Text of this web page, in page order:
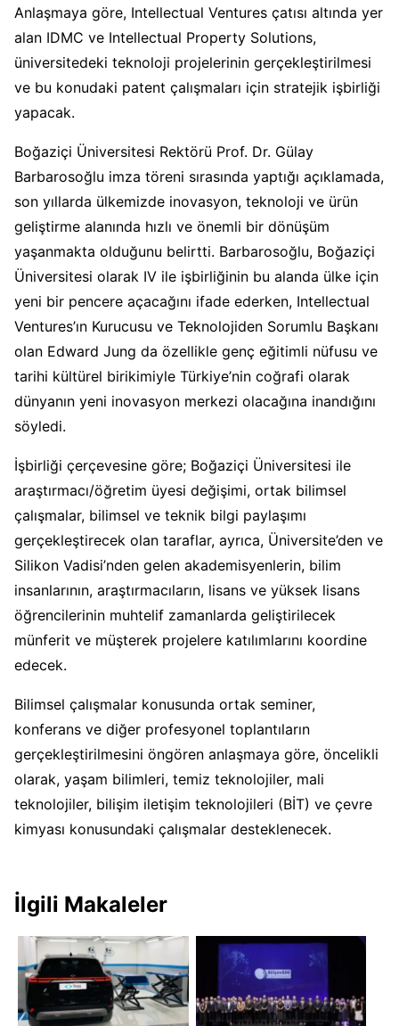
Anlaşmaya göre, Intellectual Ventures çatısı altında yer
alan IDMC ve Intellectual Property Solutions,
üniversitedeki teknoloji projelerinin gerçekleştirilmesi
ve bu konudaki patent çalışmaları için stratejik işbirliği
yapacak.
Boğaziçi Üniversitesi Rektörü Prof. Dr. Gülay
Barbarosoğlu imza töreni sırasında yaptığı açıklamada,
son yıllarda ülkemizde inovasyon, teknoloji ve ürün
geliştirme alanında hızlı ve önemli bir dönüşüm
yaşanmakta olduğunu belirtti. Barbarosoğlu, Boğaziçi
Üniversitesi olarak IV ile işbirliğinin bu alanda ülke için
yeni bir pencere açacağını ifade ederken, Intellectual
Ventures’ın Kurucusu ve Teknolojiden Sorumlu Başkanı
olan Edward Jung da özellikle genç eğitimli nüfusu ve
tarihi kültürel birikimiyle Türkiye’nin coğrafi olarak
dünyanın yeni inovasyon merkezi olacağına inandığını
söyledi.
İşbirliği çerçevesine göre; Boğaziçi Üniversitesi ile
araştırmacı/öğretim üyesi değişimi, ortak bilimsel
çalışmalar, bilimsel ve teknik bilgi paylaşımı
gerçekleştirecek olan taraflar, ayrıca, Üniversite’den ve
Silikon Vadisi’nden gelen akademisyenlerin, bilim
insanlarının, araştırmacıların, lisans ve yüksek lisans
öğrencilerinin muhtelif zamanlarda geliştirilecek
münferit ve müşterek projelere katılımlarını koordine
edecek.
Bilimsel çalışmalar konusunda ortak seminer,
konferans ve diğer profesyonel toplantıların
gerçekleştirilmesini öngören anlaşmaya göre, öncelikli
olarak, yaşam bilimleri, temiz teknolojiler, mali
teknolojiler, bilişim iletişim teknolojileri (BİT) ve çevre
kimyası konusundaki çalışmalar desteklenecek.
İlgili Makaleler